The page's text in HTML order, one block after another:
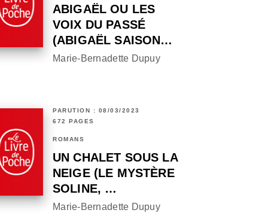
ABIGAËL OU LES
VOIX DU PASSÉ
(ABIGAËL SAISON…
Marie-Bernadette Dupuy
PARUTION : 08/03/2023
672 PAGES
ROMANS
UN CHALET SOUS LA
NEIGE (LE MYSTÈRE
SOLINE, …
Marie-Bernadette Dupuy